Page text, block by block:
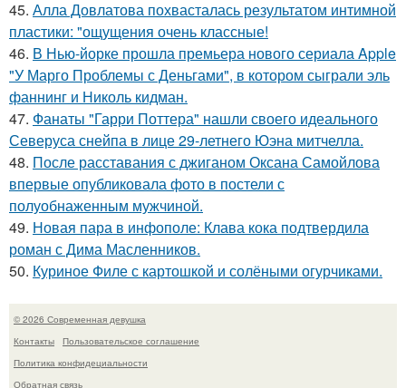
45. Алла Довлатова похвасталась результатом интимной
пластики: "ощущения очень классные!
46. В Нью-йорке прошла премьера нового сериала Apple
"У Марго Проблемы с Деньгами", в котором сыграли эль
фаннинг и Николь кидман.
47. Фанаты "Гарри Поттера" нашли своего идеального
Северуса снейпа в лице 29-летнего Юэна митчелла.
48. После расставания с джиганом Оксана Самойлова
впервые опубликовала фото в постели с
полуобнаженным мужчиной.
49. Новая пара в инфополе: Клава кока подтвердила
роман с Дима Масленников.
50. Куриное Филе с картошкой и солёными огурчиками.
© 2026 Современная девушка
Контакты
Пользовательское соглашение
Политика конфидециальности
Обратная связь